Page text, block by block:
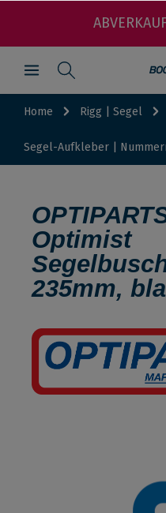
Home Rigg | Segel
Segel-Aufkleber |
Optimist
235mm,